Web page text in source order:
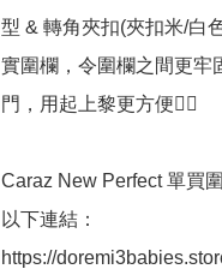
型 & 轉角夾扣(夾扣米/白
實圍欄，令圍欄之間更牢
門，用起上黎更方便👍🏻
Caraz New Perfect 單買
以下連結：
https://